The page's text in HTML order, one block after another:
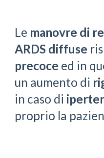
Le manovre di
ARDS diffuse
precoce ed in
un aumento di
in caso di
proprio la